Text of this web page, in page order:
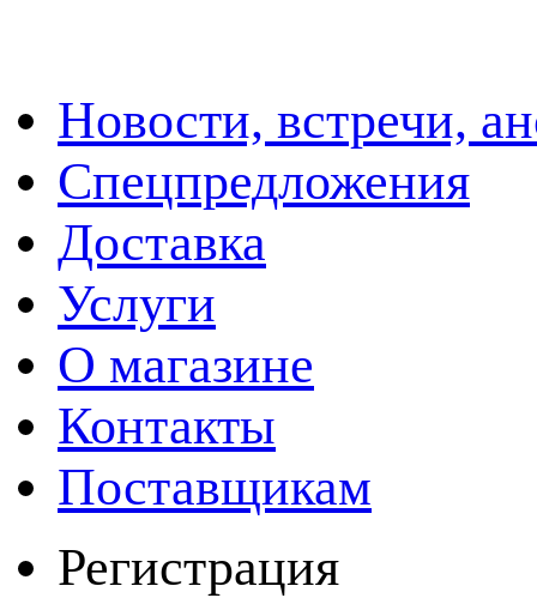
Новости, встречи,
Спецпредложения
Доставка
Услуги
О магазине
Контакты
Поставщикам
Регистрация